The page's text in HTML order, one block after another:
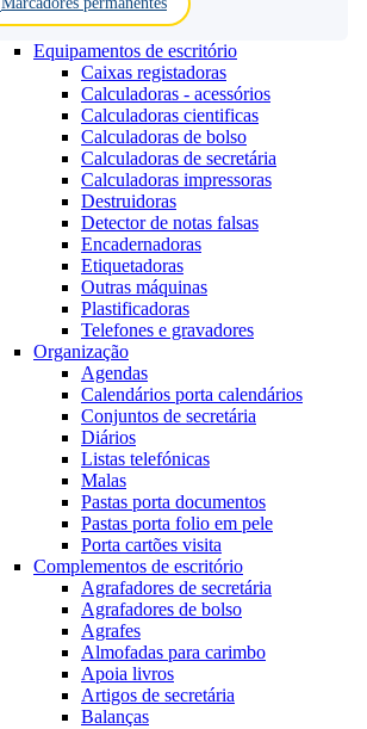
Equipamentos de escritório
Caixas registadoras
Calculadoras - acessórios
Calculadoras cientificas
Calculadoras de bolso
Calculadoras de secretária
Calculadoras impressoras
Destruidoras
Detector de notas falsas
Encadernadoras
Etiquetadoras
Outras máquinas
Plastificadoras
Telefones e gravadores
Organização
Agendas
Calendários porta calendários
Conjuntos de secretária
Diários
Listas telefónicas
Malas
Pastas porta documentos
Pastas porta folio em pele
Porta cartões visita
Complementos de escritório
Agrafadores de secretária
Agrafadores de bolso
Agrafes
Almofadas para carimbo
Apoia livros
Artigos de secretária
Balanças